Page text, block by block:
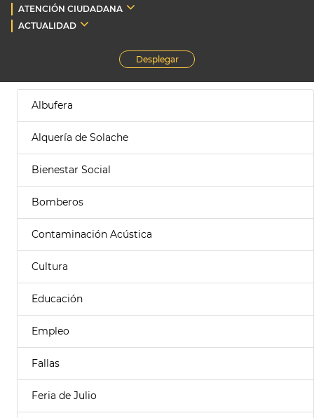
ATENCIÓN CIUDADANA
ACTUALIDAD
Desplegar
Albufera
Alquería de Solache
Bienestar Social
Bomberos
Contaminación Acústica
Cultura
Educación
Empleo
Fallas
Feria de Julio